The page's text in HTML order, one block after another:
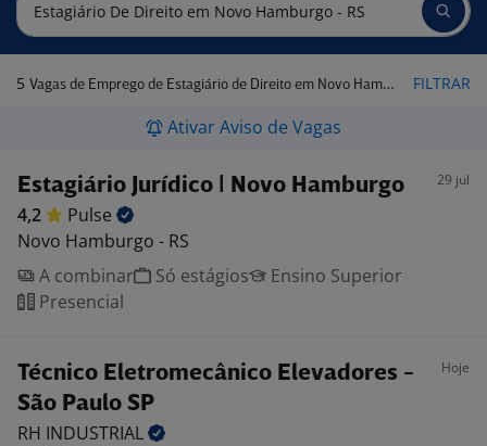
5 Vagas de Emprego de Estagiário de Direito em Novo Hamburgo - RS FILTRAR
Ativar Aviso de Vagas
Estagiário Jurídico | Novo Hamburgo 29 jul
4,2
Pulse
Novo Hamburgo - RS
A combinar
Só estágios
Ensino Superior
Presencial
Técnico Eletromecânico Elevadores -
São Paulo SP
Hoje
RH INDUSTRIAL